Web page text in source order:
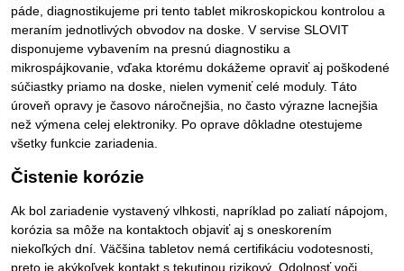
páde, diagnostikujeme pri tento tablet mikroskopickou kontrolou a
meraním jednotlivých obvodov na doske. V servise SLOVIT
disponujeme vybavením na presnú diagnostiku a
mikrospájkovanie, vďaka ktorému dokážeme opraviť aj poškodené
súčiastky priamo na doske, nielen vymeniť celé moduly. Táto
úroveň opravy je časovo náročnejšia, no často výrazne lacnejšia
než výmena celej elektroniky. Po oprave dôkladne otestujeme
všetky funkcie zariadenia.
Čistenie korózie
Ak bol zariadenie vystavený vlhkosti, napríklad po zaliatí nápojom,
korózia sa môže na kontaktoch objaviť aj s oneskorením
niekoľkých dní. Väčšina tabletov nemá certifikáciu vodotesnosti,
preto je akýkoľvek kontakt s tekutinou rizikový. Odolnosť voči